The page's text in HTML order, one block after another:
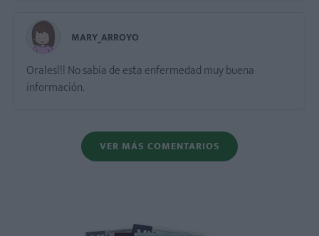
MARY_ARROYO
Orales!!! No sabía de esta enfermedad muy buena
información.
VER MÁS COMENTARIOS